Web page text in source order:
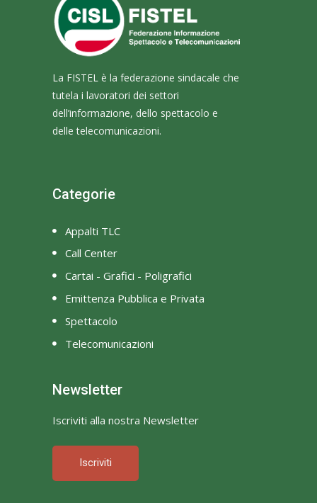
La FISTEL è la federazione sindacale che
tutela i lavoratori dei settori
dell’informazione, dello spettacolo e
delle telecomunicazioni.
Categorie
Appalti TLC
Call Center
Cartai - Grafici - Poligrafici
Emittenza Pubblica e Privata
Spettacolo
Telecomunicazioni
Newsletter
Iscriviti alla nostra Newsletter
Iscriviti